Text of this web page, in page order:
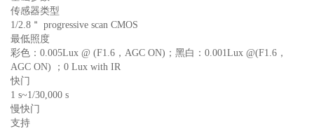
传感器类型
1/2.8＂ progressive scan CMOS
最低照度
彩色：0.005Lux @ (F1.6，AGC ON)；黑白：0.001Lux @(F1.6，
AGC ON) ；0 Lux with IR
快门
1 s~1/30,000 s
慢快门
支持